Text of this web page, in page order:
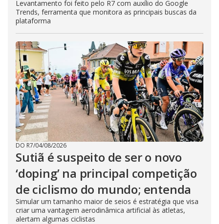
Levantamento foi feito pelo R7 com auxílio do Google
Trends, ferramenta que monitora as principais buscas da
plataforma
DO R7/04/08/2026
Sutiã é suspeito de ser o novo
‘doping’ na principal competição
de ciclismo do mundo; entenda
Simular um tamanho maior de seios é estratégia que visa
criar uma vantagem aerodinâmica artificial às atletas,
alertam algumas ciclistas